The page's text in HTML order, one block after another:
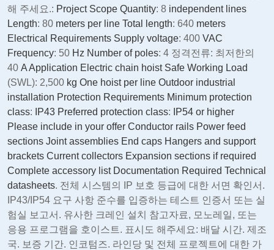
해 주세요.: Project Scope Quantity: 8 independent lines
Length: 80 meters per line Total length: 640 meters
Electrical Requirements Supply voltage: 400 VAC
Frequency: 50 Hz Number of poles: 4 정격전류: 최저한의
40 A Application Electric chain hoist Safe Working Load
(SWL): 2,500 kg One hoist per line Outdoor industrial
installation Protection Requirements Minimum protection
class: IP43 Preferred protection class:
IP54 or higher
Please include in your offer Conductor rails Power feed
sections Joint assemblies End caps Hangers and support
brackets Current collectors Expansion sections if required
Complete accessory list Documentation Required Technical
datasheets. 전체 시스템의 IP 보호 등급에 대한 서면 확인서.
IP43/IP54 요구 사항 준수를 입증하는 테스트 인증서 또는 실
험실 보고서. 유사한 크레인 설치 참고자료, 모노레일, 또는
응용 프로그램을 호이스트. 표시도 해주세요: 배달 시간. 제조
국. 보증 기간. 인코텀즈. 라인당 및 전체 프로젝트에 대한 가